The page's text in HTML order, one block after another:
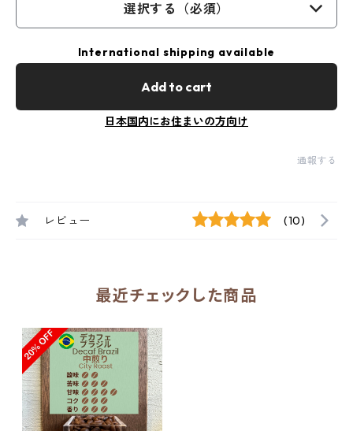
選択する（必須）
International shipping available
Add to cart
日本国内にお住まいの方向け
通報する
レビュー (10)
最近チェックした商品